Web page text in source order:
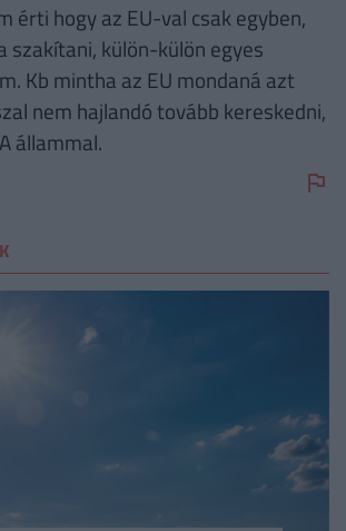
érti hogy az EU-val csak egyben,
szakítani, külön-külön egyes
Kb mintha az EU mondaná azt
nem hajlandó tovább kereskedni,
állammal.